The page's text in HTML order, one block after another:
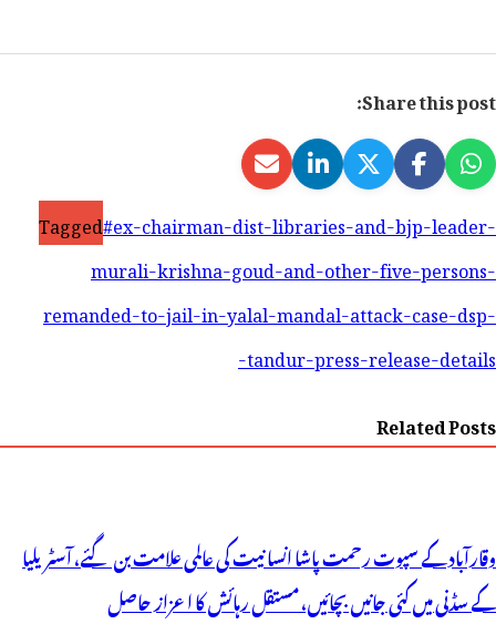
Share this post:
Tagged#ex-chairman-dist-libraries-and-bjp-leader-
murali-krishna-goud-and-other-five-persons-
remanded-to-jail-in-yalal-mandal-attack-case-dsp-
tandur-press-release-details-
Related Posts
وقارآباد کے سپوت رحمت پاشا انسانیت کی عالمی علامت بن گئے، آسٹریلیا
کے سڈنی میں کئی جانیں بچائیں، مستقل رہائش کا اعزاز حاصل